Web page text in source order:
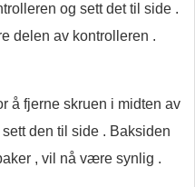
og sett det til side .
delen av kontrolleren .
å fjerne skruen i midten av
den til side . Baksiden
, vil nå være synlig .